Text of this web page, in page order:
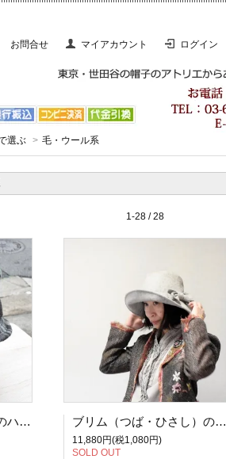
お問合せ マイアカウント ログイン
選ぶ > 毛・ウール系
1-28 / 28
存在感のあるチェックのハット。こだわりのワイヤー使いでアレンジが自在にできるーチェックソフトハット（秋冬の帽子 男女兼用 サイズ調整OK PL1562-Green) ブリム（つば・ひさし）の長い大人の女性のための冬のキャペリーヌーリボンキャペリーヌ（秋冬の帽子 レディース帽子 サイズ調整OK PL1539MC)
11,880円(税1,080円)
SOLD OUT